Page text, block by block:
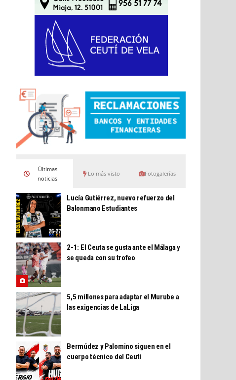
Últimas
noticias
Lo más visto Fotogalerías
Lucía Gutiérrez, nuevo refuerzo del
Balonmano Estudiantes
2-1: El Ceuta se gusta ante el Málaga y
se queda con su trofeo
5,5 millones para adaptar el Murube a
las exigencias de LaLiga
Bermúdez y Palomino siguen en el
cuerpo técnico del Ceutí